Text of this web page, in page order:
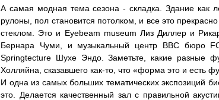
А самая модная тема сезона - складка. Здание как
рулоны, пол становится потолком, и все это
стеклом. Это и Eyebeam museum Лиз Диллер и
Бернара Чуми, и музыкальный центр BBC бюро
Springtecture Шухе Эндо. Заметьте, какие разные
Холляйна, сказавшего как-то, что «форма это и есть
И одна из самых больших тематических экспозиций
это. Делается качественный зал с правильной